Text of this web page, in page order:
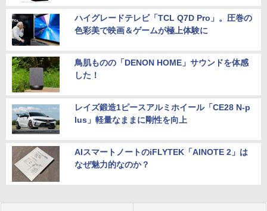
ハイグレードテレビ「TCL Q7D Pro」。圧巻の
色彩美で映画＆ゲームが極上体験に
鳥肌ものの「DENON HOME」サウンドを体感
した！
レイズ鍛造1ピースアルミホイール「CE28 N-p
lus」軽量なままに剛性を向上
AIスマートノートのiFLYTEK「AINOTE 2」は
なぜ魅力的なのか？